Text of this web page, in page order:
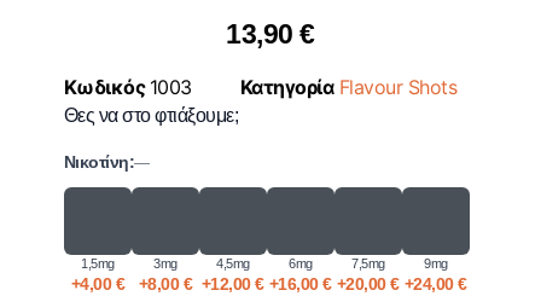
13,90€
Κωδικός 1003 Κατηγορία Flavour Shots
Θες να στο φτιάξουμε;
Νικοτίνη:—
1,5mg
+4,00€
3mg
+8,00€
4,5mg
+12,00€
6mg
+16,00€
7,5mg
+20,00€
9mg
+24,00€